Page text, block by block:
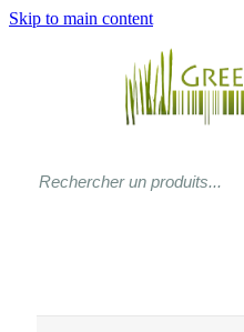
Skip to main content